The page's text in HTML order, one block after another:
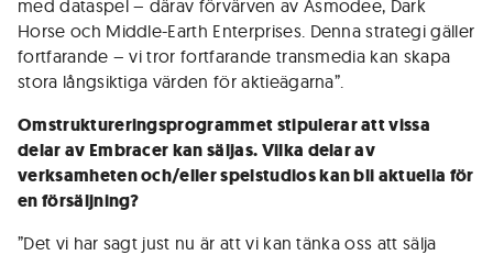
med dataspel – därav förvärven av Asmodee, Dark
Horse och Middle-Earth Enterprises. Denna strategi gäller
fortfarande – vi tror fortfarande transmedia kan skapa
stora långsiktiga värden för aktieägarna”.
Omstruktureringsprogrammet stipulerar att vissa
delar av Embracer kan säljas. Vilka delar av
verksamheten och/eller spelstudios kan bli aktuella för
en försäljning?
”Det vi har sagt just nu är att vi kan tänka oss att sälja